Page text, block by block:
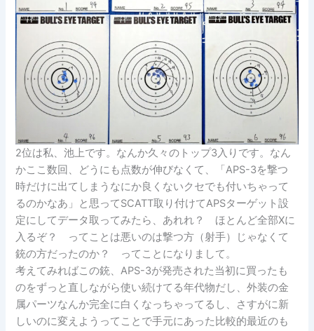
2位は私、池上です。なんか久々のトップ3入りです。なん
かここ数回、どうにも点数が伸びなくて、「APS-3を撃つ
時だけに出てしまうなにか良くないクセでも付いちゃって
るのかなあ」と思ってSCATT取り付けてAPSターゲット設
定にしてデータ取ってみたら、あれれ？ ほとんど全部Xに
入るぞ？ ってことは悪いのは撃つ方（射手）じゃなくて
銃の方だったのか？ ってことになりまして。
考えてみればこの銃、APS-3が発売された当初に買ったも
のをずっと直しながら使い続けてる年代物だし、外装の金
属パーツなんか完全に白くなっちゃってるし、さすがに新
しいのに変えようってことで手元にあった比較的最近のも